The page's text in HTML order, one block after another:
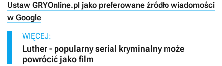
Ustaw GRYOnline.pl jako preferowane źródło wiadomości
w Google
WIĘCEJ:
Luther - popularny serial kryminalny może
powrócić jako film